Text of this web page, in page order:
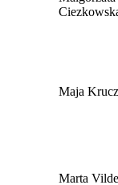
Maja
Marta